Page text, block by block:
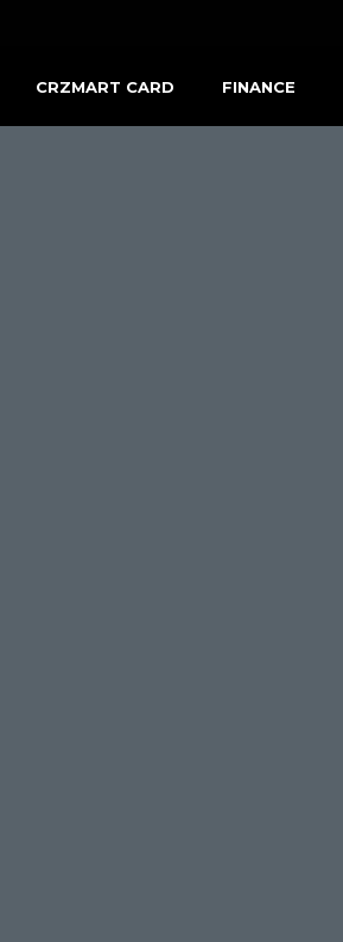
CRZMART CARD FINANCE